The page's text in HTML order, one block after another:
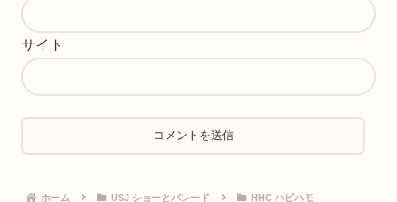
サイト
ホーム USJ ショーとパレード HHC ハピハモ